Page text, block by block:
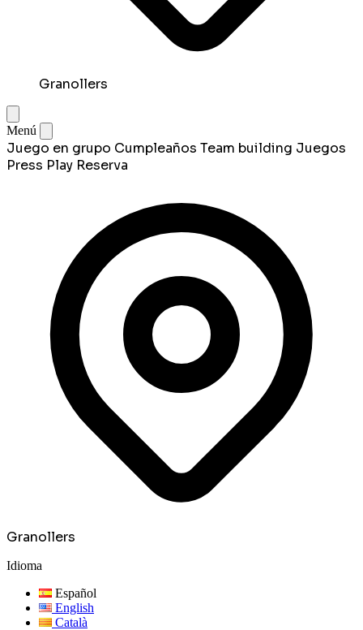
Granollers
Menú
Juego en grupo Cumpleaños Team building Juegos
Press Play Reserva
Granollers
Idioma
Español
English
Català